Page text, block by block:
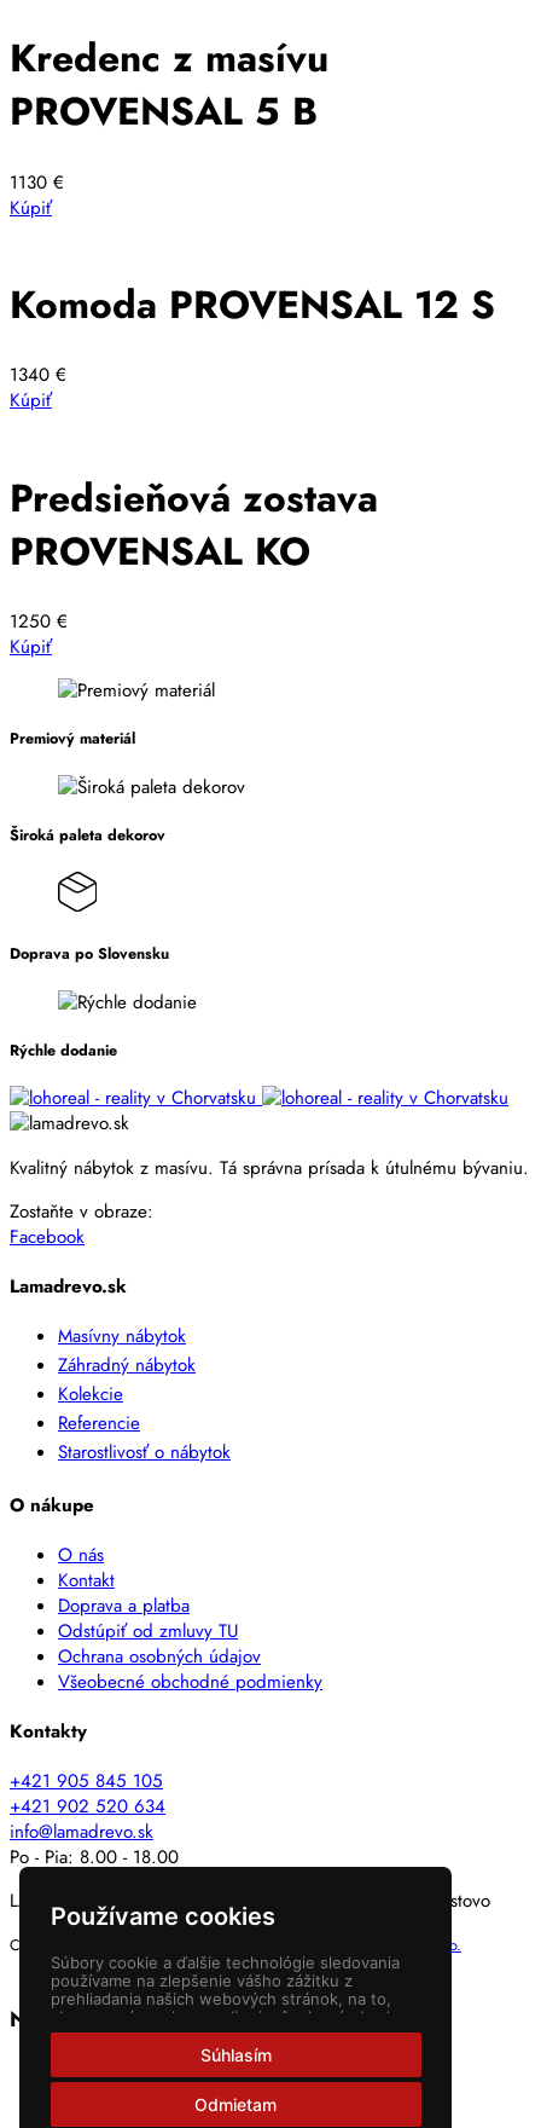
Používame cookies
Súbory cookie a ďalšie technológie sledovania
používame na zlepšenie vášho zážitku z
prehliadania našich webových stránok, na to,
aby sme vám zobrazovali prispôsobený obsah a
cielené reklamy, na analýzu návštevnosti našich
webových stránok a na pochopenie toho, odkiaľ
naši návštevníci prichádzajú.
Súhlasím
Odmietam
Kredenc z masívu
PROVENSAL 5 B
1130 €
Kúpiť
Komoda PROVENSAL 12 S
1340 €
Kúpiť
Predsieňová zostava
PROVENSAL KO
1250 €
Kúpiť
Premiový materiál
Široká paleta dekorov
Doprava po Slovensku
Rýchle dodanie
Kvalitný nábytok z masívu. Tá správna prísada k útulnému bývaniu.
Zostaňte v obraze:
Facebook
Lamadrevo.sk
Masívny nábytok
Záhradný nábytok
Kolekcie
Referencie
Starostlivosť o nábytok
O nákupe
O nás
Kontakt
Doprava a platba
Odstúpiť od zmluvy TU
Ochrana osobných údajov
Všeobecné obchodné podmienky
Kontakty
+421 905 845 105
+421 902 520 634
info@lamadrevo.sk
Po - Pia: 8.00 - 18.00
LAMA DREVO SK s.r.o. Mlynská 980/65, 029 01 Námestovo
Copyright © 2015 - 2026 NEONUS.s.r.o.
Nákupný košík